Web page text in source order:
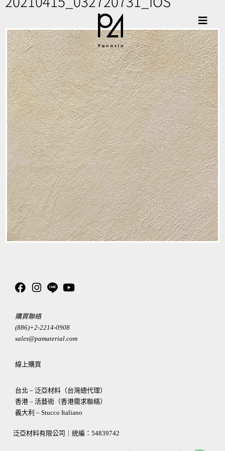
購買聯絡
(886)+2-2214-0908
sales@pamaterial.com
線上購買
台北 – 泛亞材料（台灣總代理）
香港 – 活藝術（香港需求聯絡）
義大利 – Stucco Italiano
泛亞材料有限公司｜統編： 54839742